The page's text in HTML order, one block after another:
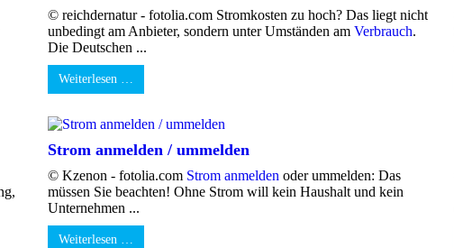
© reichdernatur - fotolia.com Stromkosten zu hoch? Das liegt nicht
unbedingt am Anbieter, sondern unter Umständen am Verbrauch.
Die Deutschen ...
Weiterlesen …
Strom anmelden / ummelden
© Kzenon - fotolia.com Strom anmeldenoder ummelden: Das
müssen Sie beachten! Ohne Strom will kein Haushalt und kein
Unternehmen ...
Weiterlesen …